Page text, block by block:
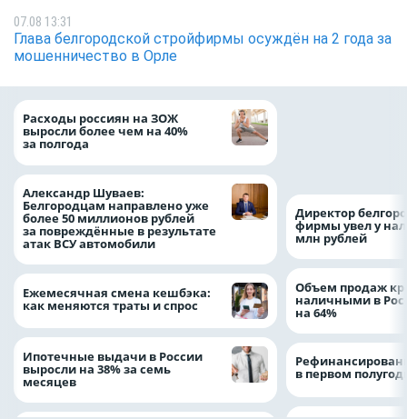
07.08 13:31
Глава белгородской стройфирмы осуждён на 2 года за
мошенничество в Орле
Расходы россиян на ЗОЖ
выросли более чем на 40%
за полгода
Александр Шуваев:
Белгородцам направлено уже
более 50 миллионов рублей
за повреждённые в результате
атак ВСУ автомобили
Ежемесячная смена кешбэка:
как меняются траты и спрос
Ипотечные выдачи в России
выросли на 38% за семь
месяцев
Директор
фирмы увел у
млн рублей
Объем продаж
наличными в
на 64%
в первом